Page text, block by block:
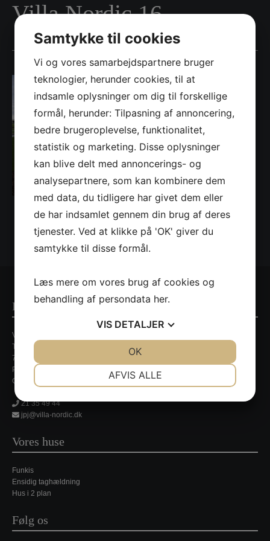
Villa Nordic 16
Kontaktinformationer
Villa Nordic
Tirsbækvej 13A
7120 Vejle Ø
Persondatapolitik
CVR. nr. 35648429
21 35 49 44
jpj@villa-nordic.dk
Vores huse
Funkis
Ensidig taghældning
Hus i 2 plan
Følg os
Samtykke til cookies
Vi og vores samarbejdspartnere bruger
teknologier, herunder cookies, til at
indsamle oplysninger om dig til forskellige
formål, herunder: Tilpasning af annoncering,
bedre brugeroplevelse, funktionalitet,
statistik og marketing. Disse oplysninger
kan blive delt med annoncerings- og
analysepartnere, som kan kombinere dem
med data, du tidligere har givet dem eller
de har indsamlet gennem din brug af deres
tjenester. Ved at klikke på 'OK' giver du
samtykke til disse formål.
Læs mere om vores brug af cookies og
behandling af persondata her.
VIS DETALJER
MARKETING
AFVIS ALLE
OK